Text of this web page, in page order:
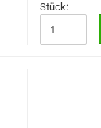
Stück: